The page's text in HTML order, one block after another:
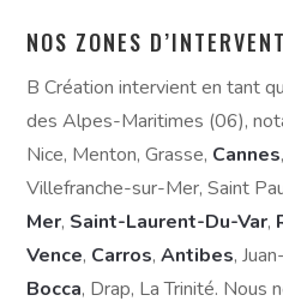
NOS ZONES
B Création intervient en tant
des Alpes-Maritimes (06),
Nice, Menton, Grasse, Cannes,
Villefranche-sur-Mer, Saint
Mer, Saint-Laurent-Du-Var,
Vence, Carros,Antibes,
Bocca, Drap, La Trinité. Nous